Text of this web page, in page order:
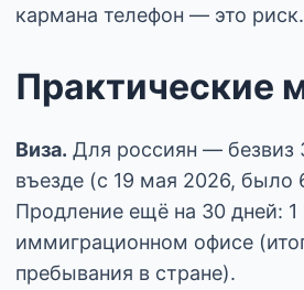
кармана телефон — это риск.
Практические
Виза. Для россиян — безвиз
въезде (с 19 мая 2026, было
Продление ещё на 30 дней: 1
иммиграционном офисе
пребывания в стране).